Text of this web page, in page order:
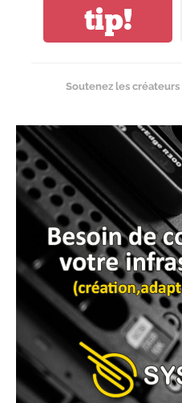
tip!
Soutenez les créateurs